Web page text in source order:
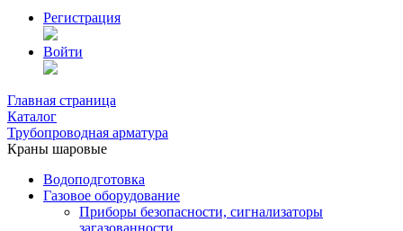
Регистрация
Войти
Главная страница
Каталог
Трубопроводная арматура
Краны шаровые
Водоподготовка
Газовое оборудование
Приборы безопасности, сигнализаторы
загазованности